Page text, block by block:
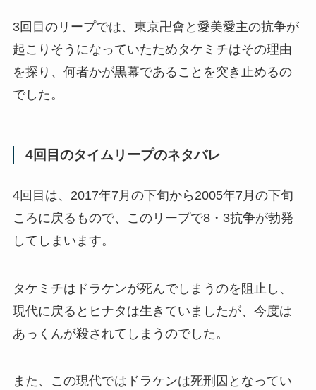
3回目のリープでは、東京卍會と愛美愛主の抗争が
起こりそうになっていたためタケミチはその理由
を探り、何者かが黒幕であることを突き止めるの
でした。
4回目のタイムリープのネタバレ
4回目は、2017年7月の下旬から2005年7月の下旬
ころに戻るもので、このリープで8・3抗争が勃発
してしまいます。
タケミチはドラケンが死んでしまうのを阻止し、
現代に戻るとヒナタは生きていましたが、今度は
あっくんが殺されてしまうのでした。
また、この現代ではドラケンは死刑囚となってい